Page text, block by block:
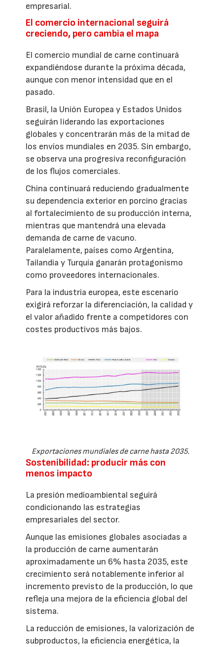
empresarial.
El comercio internacional seguirá
creciendo, pero cambia el mapa
El comercio mundial de carne continuará
expandiéndose durante la próxima década,
aunque con menor intensidad que en el
pasado.
Brasil, la Unión Europea y Estados Unidos
seguirán liderando las exportaciones
globales y concentrarán más de la mitad de
los envíos mundiales en 2035. Sin embargo,
se observa una progresiva reconfiguración
de los flujos comerciales.
China continuará reduciendo gradualmente
su dependencia exterior en porcino gracias
al fortalecimiento de su producción interna,
mientras que mantendrá una elevada
demanda de carne de vacuno.
Paralelamente, países como Argentina,
Tailandia y Turquía ganarán protagonismo
como proveedores internacionales.
Para la industria europea, este escenario
exigirá reforzar la diferenciación, la calidad y
el valor añadido frente a competidores con
costes productivos más bajos.
Exportaciones mundiales de carne hasta 2035.
Sostenibilidad: producir más con
menos impacto
La presión medioambiental seguirá
condicionando las estrategias
empresariales del sector.
Aunque las emisiones globales asociadas a
la producción de carne aumentarán
aproximadamente un 6% hasta 2035, este
crecimiento será notablemente inferior al
incremento previsto de la producción, lo que
refleja una mejora de la eficiencia global del
sistema.
La reducción de emisiones, la valorización de
subproductos, la eficiencia energética, la